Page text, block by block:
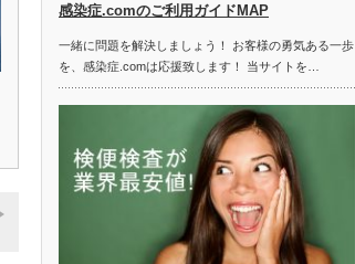
感染症.comのご利用ガイドMAP
一緒に問題を解決しましょう！ お客様の勇気ある一歩
を、感染症.comは応援致します！ 当サイトを…